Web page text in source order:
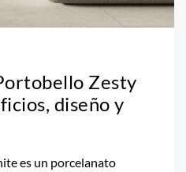
Zesty
diseño y
es un porcelanato